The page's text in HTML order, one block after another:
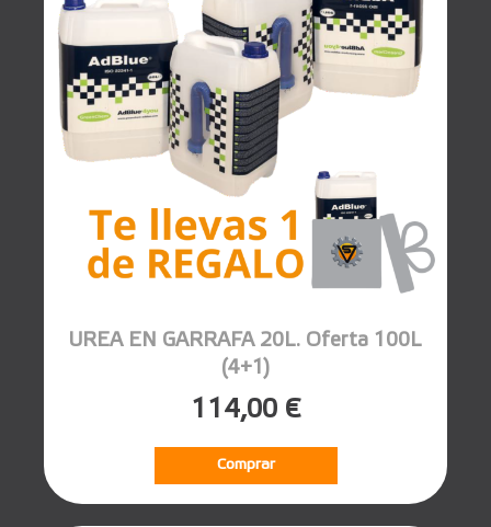
UREA EN GARRAFA 20L. Oferta 100L
(4+1)
114,00 €
Comprar